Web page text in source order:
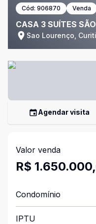
Cód: 906870 Venda
CASA 3 SUÍTES
Sao Lourenço,
Agendar visita
Valor venda
R$
Condomínio
IPTU